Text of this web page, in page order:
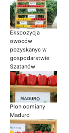
Ekspozycja
owoców
pozyskanyc w
gospodarstwie
Szatanów
Plon odmiany
Maduro